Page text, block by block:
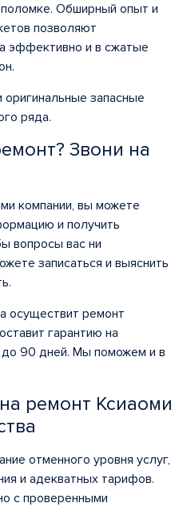
Обширный опыт и
позволяют
эффективно и в сжатые
оригинальные запасные
ряда.
Звони на
компании, вы можете
и получить
вопросы вас ни
записаться и выяснить
осуществит ремонт
гарантию на
90 дней. Мы поможем и в
ремонт Ксиаоми
отменного уровня услуг,
и адекватных тарифов.
с проверенными